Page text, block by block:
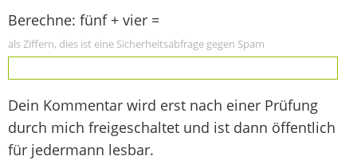
Berechne: fünf + vier =
als Ziffern, dies ist eine Sicherheitsabfrage gegen Spam
Dein Kommentar wird erst nach einer Prüfung
durch mich freigeschaltet und ist dann öffentlich
für jedermann lesbar.